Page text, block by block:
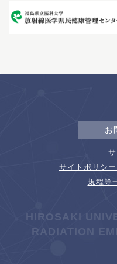
お
サイトポリシ
規程等
HIROSAKI
RADIATION